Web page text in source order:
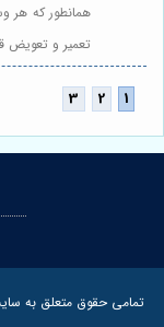
همانطور که هر
تعمیر و تعویض
تمامی حقوق متعلق به